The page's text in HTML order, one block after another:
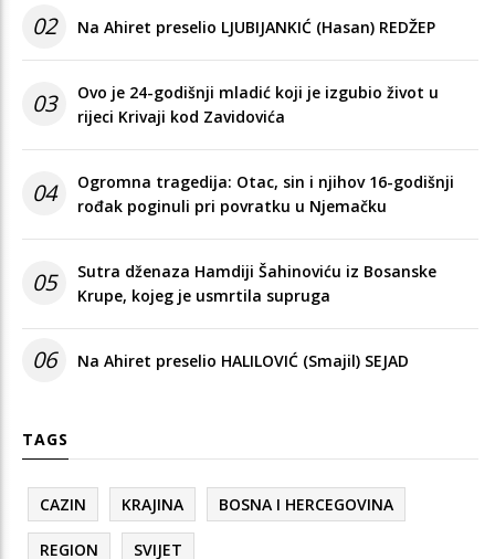
02 Na Ahiret preselio LJUBIJANKIĆ (Hasan) REDŽEP
03
Ovo je 24-godišnji mladić koji je izgubio život u
rijeci Krivaji kod Zavidovića
04
Ogromna tragedija: Otac, sin i njihov 16-godišnji
rođak poginuli pri povratku u Njemačku
05
Sutra dženaza Hamdiji Šahinoviću iz Bosanske
Krupe, kojeg je usmrtila supruga
06 Na Ahiret preselio HALILOVIĆ (Smajil) SEJAD
TAGS
CAZIN KRAJINA BOSNA I HERCEGOVINA
REGION SVIJET